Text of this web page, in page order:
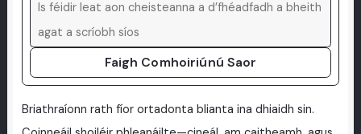
Faigh Comhoiriúnú Saor
Briathraíonn rath fíor ortadonta blianta ina dhiaidh sin.